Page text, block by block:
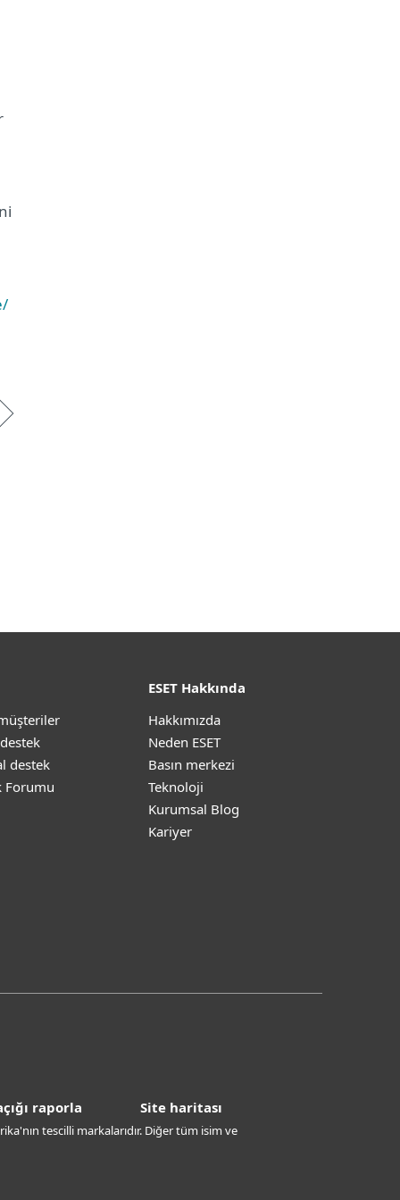
destek
Forumu
ESET Hakkında
Hakkımızda
Neden ESET
Basın merkezi
Teknoloji
Kurumsal Blog
Kariyer
raporla Site haritası
tescilli markalarıdır. Diğer tüm isim ve